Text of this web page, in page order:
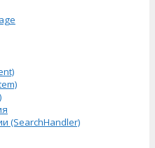
(SearchHandler)